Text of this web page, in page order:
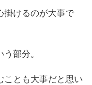
掛けるのが大事で
部分。
ことも大事だと思い